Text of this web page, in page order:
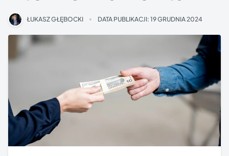
ŁUKASZ GŁĘBOCKI DATA PUBLIKACJI: 19 GRUDNIA 2024